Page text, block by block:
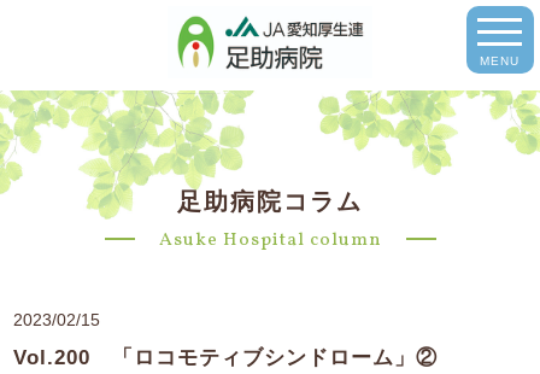
MENU
足助病院コラム
Asuke Hospital column
2023/02/15
Vol.200 「ロコモティブシンドローム」②